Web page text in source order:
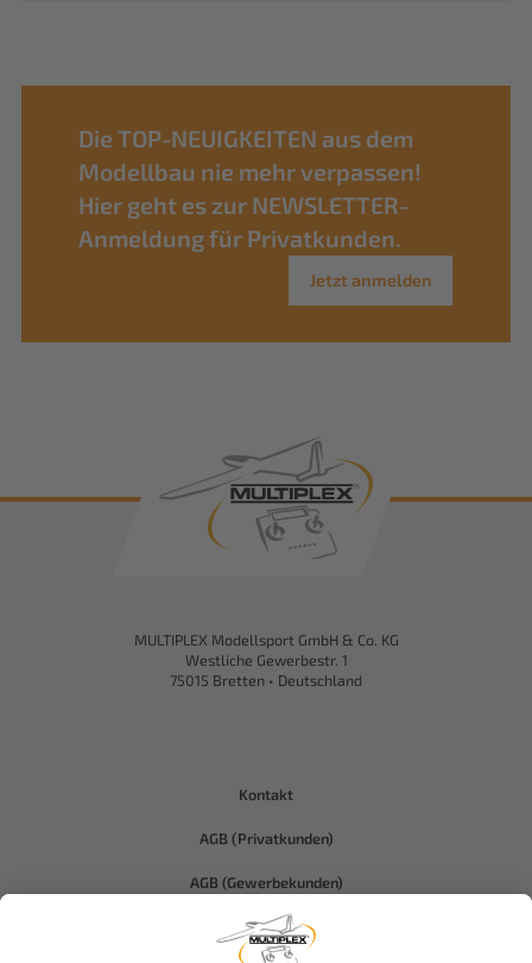
Die TOP-NEUIGKEITEN aus dem
Modellbau nie mehr verpassen!
Hier geht es zur NEWSLETTER-
Anmeldung für Privatkunden.
Jetzt anmelden
MULTIPLEX Modellsport GmbH & Co. KG
Westliche Gewerbestr. 1
75015 Bretten • Deutschland
Kontakt
AGB (Privatkunden)
AGB (Gewerbekunden)
Datenschutz